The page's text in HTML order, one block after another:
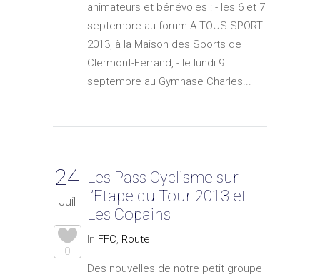
animateurs et bénévoles : - les 6 et 7
septembre au forum A TOUS SPORT
2013, à la Maison des Sports de
Clermont-Ferrand, - le lundi 9
septembre au Gymnase Charles...
24
Juil
0
Les Pass Cyclisme sur
l’Etape du Tour 2013 et
Les Copains
In FFC, Route
Des nouvelles de notre petit groupe